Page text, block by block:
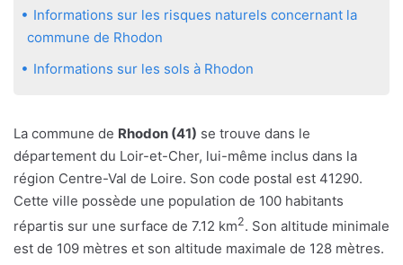
Informations sur les risques naturels concernant la
commune de Rhodon
Informations sur les sols à Rhodon
La commune de Rhodon (41) se trouve dans le
département du Loir-et-Cher, lui-même inclus dans la
région Centre-Val de Loire. Son code postal est 41290.
Cette ville possède une population de 100 habitants
répartis sur une surface de 7.12 km2. Son altitude minimale
est de 109 mètres et son altitude maximale de 128 mètres.